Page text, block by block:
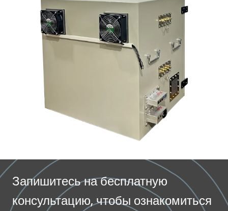
Запишитесь на бесплатную
консультацию, чтобы ознакомиться